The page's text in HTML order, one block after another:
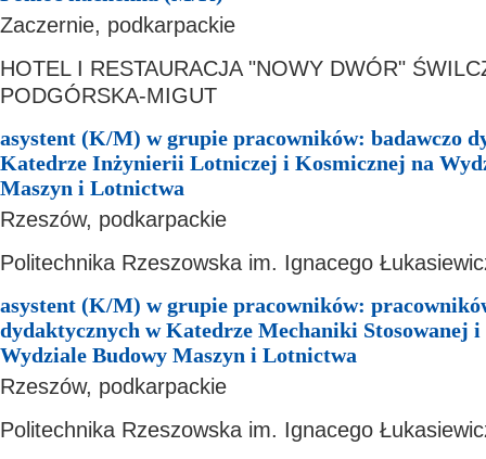
Zaczernie, podkarpackie
HOTEL I RESTAURACJA "NOWY DWÓR"
PODGÓRSKA-MIGUT
asystent (K/M) w grupie pracowników: badawczo
Katedrze Inżynierii Lotniczej i Kosmicznej na
Maszyn i Lotnictwa
Rzeszów, podkarpackie
Politechnika Rzeszowska im. Ignacego
asystent (K/M) w grupie pracowników:
dydaktycznych w Katedrze Mechaniki Stosowanej
Wydziale Budowy Maszyn i Lotnictwa
Rzeszów, podkarpackie
Politechnika Rzeszowska im. Ignacego